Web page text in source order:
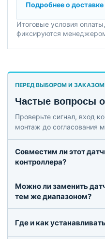
Подробнее о доставке
Итоговые условия
фиксируются
ПЕРЕД ВЫБОРОМ И ЗАКАЗОМ
Частые вопросы
Проверьте сигнал, вход
монтаж до согласования
Совместим ли этот
контроллера?
Можно ли заменить
тем же диапазоном?
Где и как